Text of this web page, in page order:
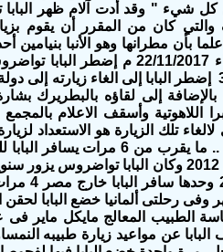
شيء " وقد أدت آلام ظهر
بأن مطرانها وهو الأنبا بنيامين
الذين يتمتعون بعلاقة طيبة جدًا مع البطريرك وفى الأربعاء
الأسبوعية لشعورة بآلام مبرحة فى الظهر وفى 31/3/2017 إضطر البابا إلى
بالإضافة إلى لقاؤه بالبطريرك
وأسقف الاعلام
تلك الزيارة هو الاستعداد
إلى مصر بالإضافة إلى الاستعداد لعمل الميرون المقدس. ..
فى 23 مارس 2017 منذ تولى كرسى بابا الإسكندرية عام 2012 وكان
بالنمسا مرة واحدة
وفى رحلتى ألمانيا خضع البابا
البابا عن مواعيد زيارة طبيبه